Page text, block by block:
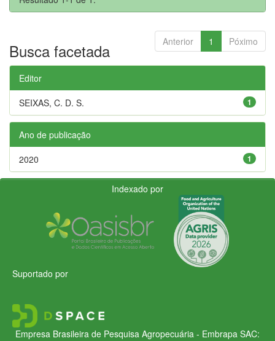
Anterior 1 Póximo
Busca facetada
Editor
1
SEIXAS, C. D. S.
Ano de publicação
1
2020
Indexado por
Suportado por
Empresa Brasileira de Pesquisa Agropecuária - Embrapa SAC: